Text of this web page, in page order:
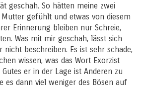
geschah. So hätten meine zwei
Mutter gefühlt und etwas von diesem
Erinnerung bleiben nur Schreie,
Was mit mir geschah, lässt sich
nicht beschreiben. Es ist sehr schade,
wissen, was das Wort Exorzist
er in der Lage ist Anderen zu
es dann viel weniger des Bösen auf